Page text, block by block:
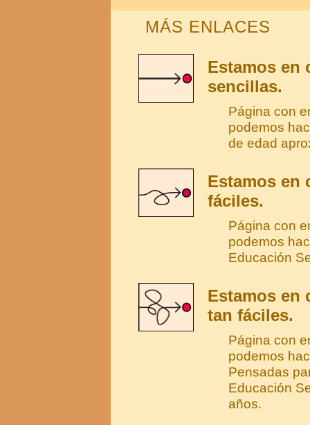
MÁS ENLACES
Estamos en
sencillas.
Página con
podemos
de edad
Estamos en
fáciles.
Página con
podemos
Educación
Estamos en
tan fáciles.
Página con
podemos
Pensadas
Educación
años.